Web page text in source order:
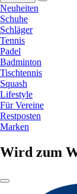
Neuheiten
Schuhe
Schläger
Tennis
Padel
Badminton
Tischtennis
Squash
Lifestyle
Für Vereine
Restposten
Marken
Wird zum